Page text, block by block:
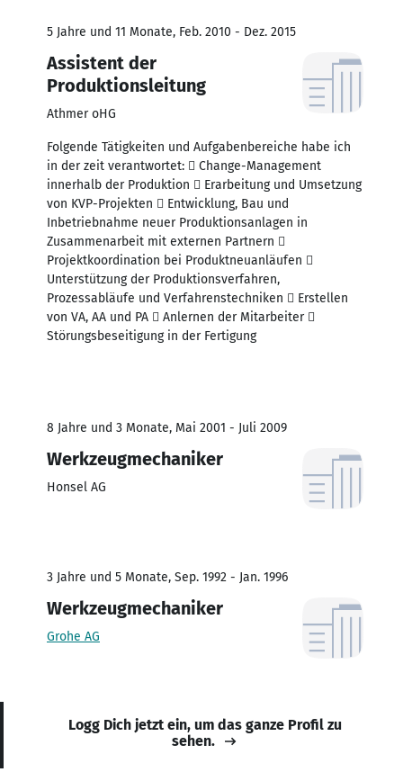
5 Jahre und 11 Monate, Feb. 2010 - Dez. 2015
Assistent der
Produktionsleitung
Athmer oHG
Folgende Tätigkeiten und Aufgabenbereiche habe ich
in der zeit verantwortet:  Change-Management
innerhalb der Produktion  Erarbeitung und Umsetzung
von KVP-Projekten  Entwicklung, Bau und
Inbetriebnahme neuer Produktionsanlagen in
Zusammenarbeit mit externen Partnern 
Projektkoordination bei Produktneuanläufen 
Unterstützung der Produktionsverfahren,
Prozessabläufe und Verfahrenstechniken  Erstellen
von VA, AA und PA  Anlernen der Mitarbeiter 
Störungsbeseitigung in der Fertigung
8 Jahre und 3 Monate, Mai 2001 - Juli 2009
Werkzeugmechaniker
Honsel AG
3 Jahre und 5 Monate, Sep. 1992 - Jan. 1996
Werkzeugmechaniker
Grohe AG
Logg Dich jetzt ein, um das ganze Profil zu
sehen.